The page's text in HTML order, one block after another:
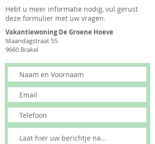
Hebt u meer informatie nodig, vul gerust
deze formulier met uw vragen.
Vakantiewoning De Groene Hoeve
Maandagstraat 55
9660 Brakel